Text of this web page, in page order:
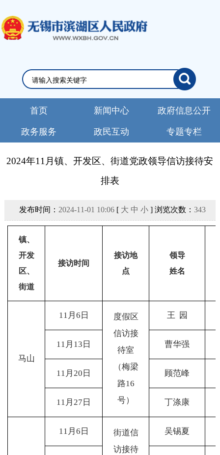
首页 新闻中心 政府信息公开
政务服务 政民互动 专题专栏
2024年11月镇、开发区、街道党政领导信访接待安
排表
发布时间： 2024-11-01 10:06[ 大 中 小] 浏览次数： 343
镇、
开发
区、
街道
接访时间
接访地
点
领导
姓名
马山
11 月6日
度假区
信访接
待室
（梅梁
路16
号）
王 园
11 月13日 曹华强
11 月20日 顾范峰
11 月27日 丁涤康
11 月6日
街道信
访接待
吴锡夏